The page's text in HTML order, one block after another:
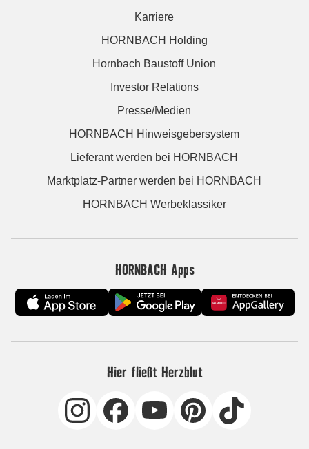
Karriere
HORNBACH Holding
Hornbach Baustoff Union
Investor Relations
Presse/Medien
HORNBACH Hinweisgebersystem
Lieferant werden bei HORNBACH
Marktplatz-Partner werden bei HORNBACH
HORNBACH Werbeklassiker
HORNBACH Apps
Hier fließt Herzblut